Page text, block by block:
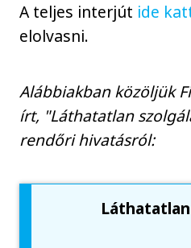
A teljes interjút ide
elolvasni.
Alábbiakban közöljük
írt, "Láthatatlan
rendőri hivatásról: